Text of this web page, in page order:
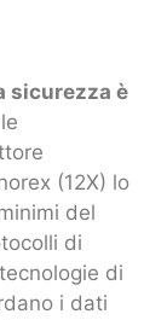
sicurezza è
(12X) lo
del
di
di
i dati